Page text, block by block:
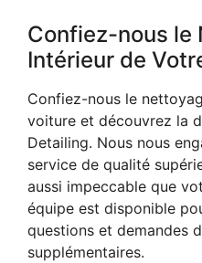
Confiez-nous le
Intérieur de
Confiez-nous le
voiture et découvrez la
Detailing. Nous nous
service de qualité
aussi impeccable que
équipe est disponible
questions et demandes
supplémentaires.